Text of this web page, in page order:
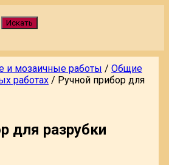
Искать
и мозаичные работы / Общие
работах / Ручной прибор для
для разрубки